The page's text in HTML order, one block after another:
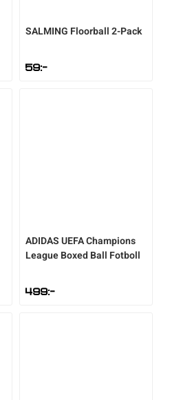
SALMING Floorball 2-Pack
59:-
ADIDASUEFA Champions
League Boxed Ball Fotboll
499:-